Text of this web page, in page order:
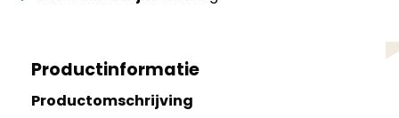
Productinformatie
Productomschrijving